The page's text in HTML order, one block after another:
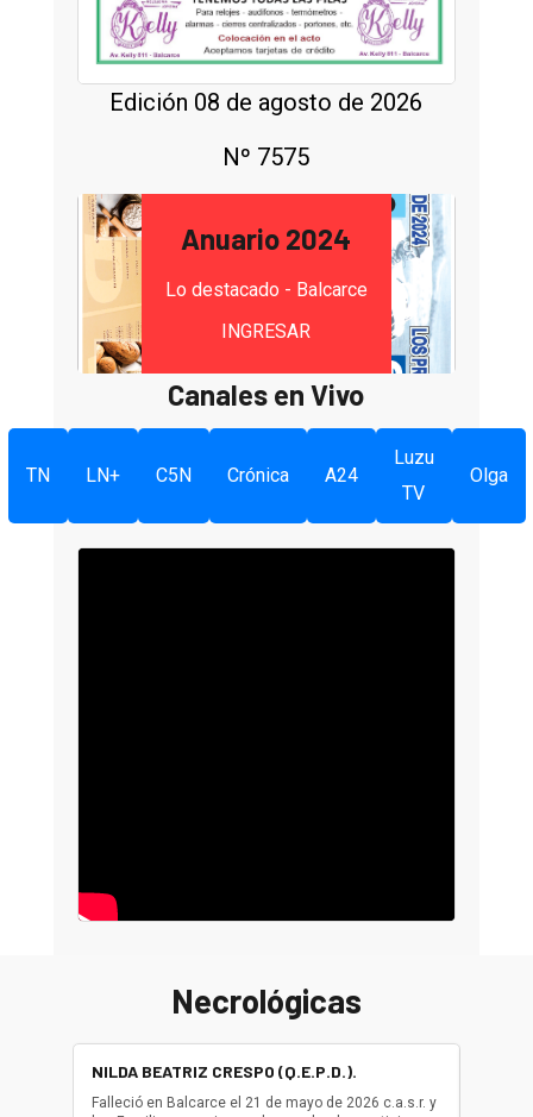
Edición 08 de agosto de 2026
Nº 7575
Anuario 2024
Lo destacado - Balcarce
INGRESAR
Canales en Vivo
TN LN+ C5N Crónica A24
Luzu
TV
Olga
Necrológicas
NILDA BEATRIZ CRESPO (Q.E.P.D.).
Falleció en Balcarce el 21 de mayo de 2026 c.a.s.r. y